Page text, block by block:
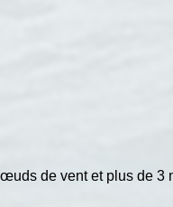
de vent et plus de 3